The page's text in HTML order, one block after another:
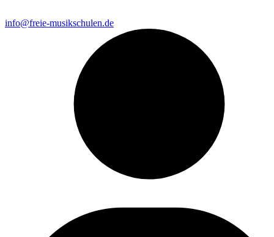
info@freie-musikschulen.de